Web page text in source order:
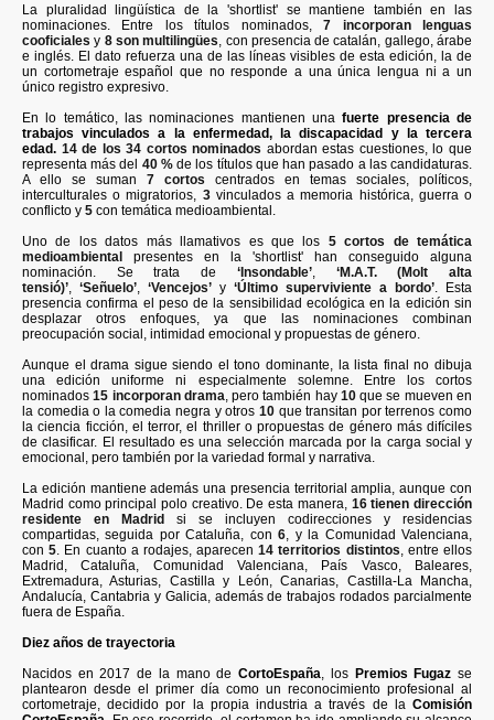
La pluralidad lingüística de la 'shortlist' se mantiene también en las
nominaciones. Entre los títulos nominados,7 incorporan lenguas
cooficiales y 8 son multilingües , con presencia de catalán, gallego, árabe
e inglés. El dato refuerza una de las líneas visibles de esta edición, la de
un cortometraje español que no responde a una única lengua ni a un
único registro expresivo.
En lo temático, las nominaciones mantienen unafuerte presencia de
trabajos vinculados a la enfermedad, la discapacidad y la tercera
edad. 14 de los 34 cortos nominados abordan estas cuestiones, lo que
representa más del 40 %de los títulos que han pasado a las candidaturas.
A ello se suman 7 cortos centrados en temas sociales, políticos,
interculturales o migratorios, 3vinculados a memoria histórica, guerra o
conflicto y 5 con temática medioambiental.
Uno de los datos más llamativos es que los 5 cortos de temática
medioambiental presentes en la 'shortlist' han conseguido alguna
nominación. Se trata de ‘Insondable’, ‘M.A.T. (Molt alta
tensió)’
‘Señuelo’ ‘Vencejos’ y ‘Último superviviente a bordo’ . Esta
presencia confirma el peso de la sensibilidad ecológica en la edición sin
desplazar otros enfoques, ya que las nominaciones combinan
preocupación social, intimidad emocional y propuestas de género.
Aunque el drama sigue siendo el tono dominante, la lista final no dibuja
una edición uniforme ni especialmente solemne. Entre los cortos
nominados15 incorporan drama , pero también hay 10que se mueven en
la comedia o la comedia negra y otros 10que transitan por terrenos como
la ciencia ficción, el terror, el thriller o propuestas de género más difíciles
de clasificar. El resultado es una selección marcada por la carga social y
emocional, pero también por la variedad formal y narrativa.
La edición mantiene además una presencia territorial amplia, aunque con
Madrid como principal polo creativo. De esta manera, 16 tienen dirección
residente en Madrid si se incluyen codirecciones y residencias
compartidas, seguida por Cataluña, con6 , y la Comunidad Valenciana,
con5 . En cuanto a rodajes, aparecen14 territorios distintos , entre ellos
Madrid, Cataluña, Comunidad Valenciana, País Vasco, Baleares,
Extremadura, Asturias, Castilla y León, Canarias, Castilla-La Mancha,
Andalucía, Cantabria y Galicia, además de trabajos rodados parcialmente
fuera de España.
Diez años de trayectoria
Nacidos en 2017 de la mano deCortoEspaña , los Premios Fugaz se
plantearon desde el primer día como un reconocimiento profesional al
cortometraje, decidido por la propia industria a través de la Comisión